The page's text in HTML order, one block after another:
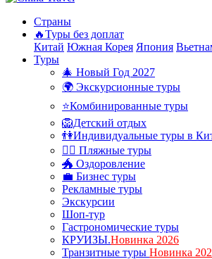
Страны
🔥Туры без доплат
Китай Южная Корея Япония
Туры
🎄 Новый Год 2027
🌍 Экскурсионные туры
⭐Комбинированные туры
🦁Детский отдых
👫Индивидуальные туры в
🏊‍♂ Пляжные туры
🐲 Оздоровление
💼 Бизнес туры
Рекламные туры
Экскурсии
Шоп-тур
Гастрономические туры
КРУИЗЫ.Новинка 2026
Транзитные туры Новинка